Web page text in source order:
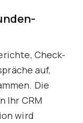
Check-
auf,
Die
Ihr CRM
wird